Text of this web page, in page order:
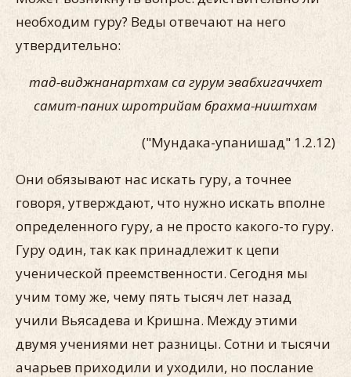
необходим гуру? Веды отвечают на него
утвердительно:
тад-виджнанартхам са гурум эвабхигаччхет
самит-паних шротрийам брахма-ништхам
("Мундака-упанишад" 1.2.12)
Они обязывают нас искать гуру, а точнее
говоря, утверждают, что нужно искать вполне
определенного гуру, а не просто какого-то гуру.
Гуру один, так как принадлежит к цепи
ученической преемственности. Сегодня мы
учим тому же, чему пять тысяч лет назад
учили Вьясадева и Кришна. Между этими
двумя учениями нет разницы. Сотни и тысячи
ачарьев приходили и уходили, но послание